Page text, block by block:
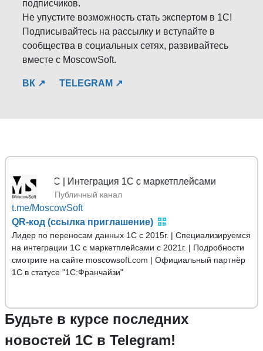
подписчиков.
Не упустите возможность стать экспертом в 1С!
Подписывайтесь на рассылку и вступайте в
сообщества в социальных сетях, развивайтесь
вместе с MoscowSoft.
ВК ↗ TELEGRAM ↗
1С | Интеграция 1С с маркетплейсами
Публичный канал
t.me/MoscowSoft
QR-код (ссылка приглашение)
Лидер по переносам данных 1С с 2015г. | Специализируемся
на интеграции 1С с маркетплейсами с 2021г. | Подробности
смотрите на сайте moscowsoft.com | Официальный партнёр
1С в статусе "1С:Франчайзи"
Будьте в курсе последних
новостей 1С в Telegram!